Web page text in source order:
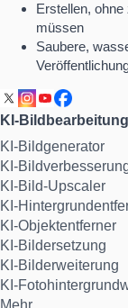
Erstellen,
müssen
Saubere,
KI-
KI-Bildgenerator
KI-
KI-Bild-Upscaler
KI-
KI-Objektentferner
KI-Bildersetzung
KI-Bilderweiterung
KI-
Mehr